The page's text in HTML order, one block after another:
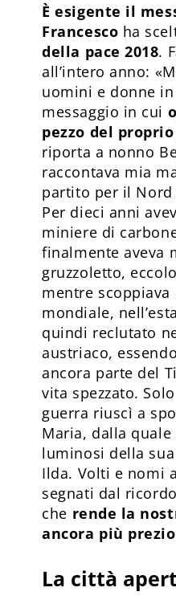
È esigente il
Francesco ha
della pace 2018.
all’intero anno:
uomini e donne
messaggio in cui
pezzo del
riporta a nonno
raccontava mia
partito per il Nord
Per dieci anni
miniere di
finalmente aveva
gruzzoletto,
mentre
mondiale,
quindi reclutato
austriaco,
ancora parte del
vita spezzato.
guerra riuscì a
Maria, dalla
luminosi della
Ilda. Volti e nomi
segnati dal
che rende la
ancora più
La città